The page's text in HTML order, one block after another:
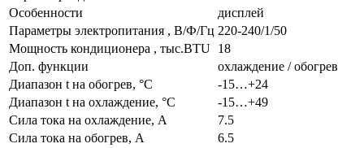
Особенности
дисплей
Параметры электропитания , В/Ф/Гц 220-240/1/50
Мощность кондиционера , тыс.BTU 18
Доп. функции
охлаждение / обогрев
Диапазон t на обогрев, °С
-15…+24
Диапазон t на охлаждение, °С
-15…+49
Сила тока на охлаждение, А
7.5
Сила тока на обогрев, А
6.5